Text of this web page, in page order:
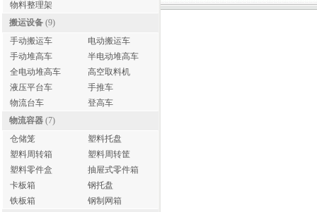
物料整理架
搬运设备 (9)
手动搬运车
电动搬运车
手动堆高车
半电动堆高车
全电动堆高车
高空取料机
液压平台车
手推车
物流台车
登高车
物流容器 (7)
仓储笼
塑料托盘
塑料周转箱
塑料周转筐
塑料零件盒
抽屉式零件箱
卡板箱
钢托盘
铁板箱
钢制网箱